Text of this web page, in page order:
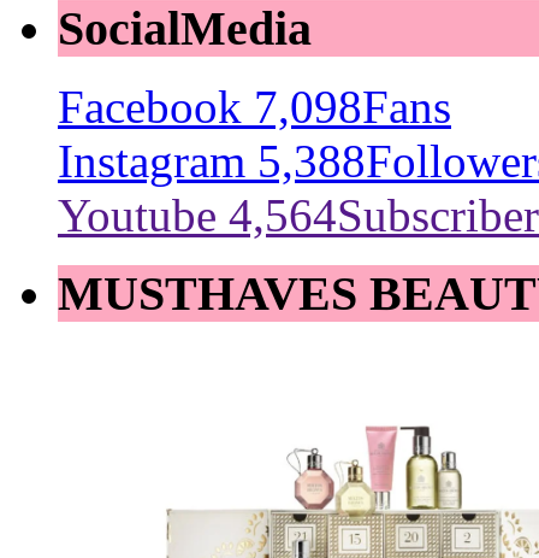
SocialMedia
Facebook 7,098Fans
Instagram 5,388
Youtube 4,564Subscriber
MUSTHAVES